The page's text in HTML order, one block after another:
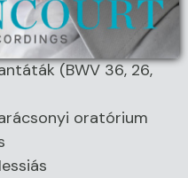
(BWV 36, 26,
oratórium